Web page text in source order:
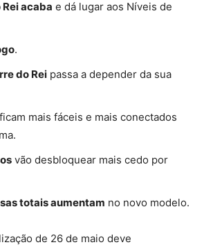
acaba e dá lugar aos Níveis de
.
do Rei passa a depender da sua
ficam mais fáceis e mais conectados
vão desbloquear mais cedo por
totais aumentam no novo modelo.
de 26 de maio deve